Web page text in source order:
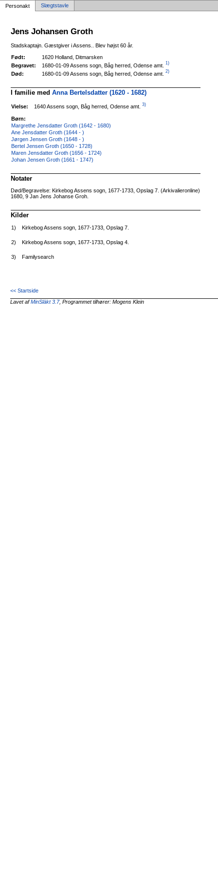
Personakt Slægtstavle
Jens Johansen Groth
Stadskaptajn. Gæstgiver i Assens.. Blev højst 60 år.
Født:
1620 Holland, Ditmarsken
Begravet:
1680-01-09 Assens sogn, Båg herred, Odense amt. 1)
Død: 1680-01-09 Assens sogn, Båg herred, Odense amt. 2)
I familie medAnna Bertelsdatter (1620 - 1682)
Vielse: 1640 Assens sogn, Båg herred, Odense amt. 3)
Børn:
Margrethe Jensdatter Groth (1642 - 1680)
Ane Jensdatter Groth (1644 - )
Jørgen Jensen Groth (1648 - )
Bertel Jensen Groth (1650 - 1728)
Maren Jensdatter Groth (1656 - 1724)
Johan Jensen Groth (1661 - 1747)
Notater
Død/Begravelse: Kirkebog Assens sogn, 1677-1733, Opslag 7. (Arkivalieronline)
1680, 9 Jan Jens Johanse Groh.
Kilder
1) Kirkebog Assens sogn, 1677-1733, Opslag 7.
2) Kirkebog Assens sogn, 1677-1733, Opslag 4.
3) Familysearch
<< Startside
Lavet afMinSläkt 3.7, Programmet tilhører: Mogens Klein